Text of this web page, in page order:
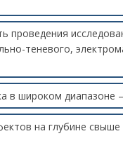
проведения
теневого,
в широком диапазоне
на глубине